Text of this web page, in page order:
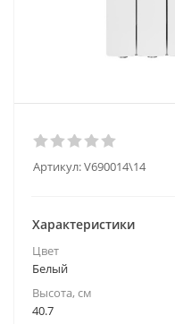
Артикул:V690014\14
Характеристики
Цвет
Белый
Высота, см
40.7